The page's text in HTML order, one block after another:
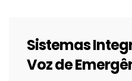
Sistemas
Voz de